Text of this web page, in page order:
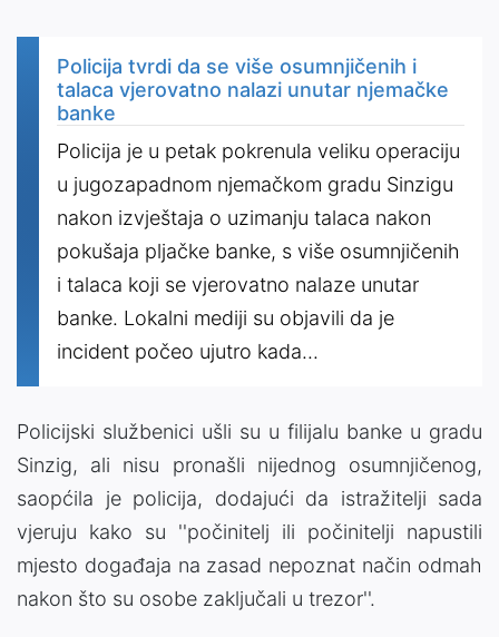
Policija tvrdi da se više osumnjičenih i
talaca vjerovatno nalazi unutar njemačke
banke
Policija je u petak pokrenula veliku operaciju
u jugozapadnom njemačkom gradu Sinzigu
nakon izvještaja o uzimanju talaca nakon
pokušaja pljačke banke, s više osumnjičenih
i talaca koji se vjerovatno nalaze unutar
banke. Lokalni mediji su objavili da je
incident počeo ujutro kada...
Policijski službenici ušli su u filijalu banke u gradu
Sinzig, ali nisu pronašli nijednog osumnjičenog,
saopćila je policija, dodajući da istražitelji sada
vjeruju kako su ''počinitelj ili počinitelji napustili
mjesto događaja na zasad nepoznat način odmah
nakon što su osobe zaključali u trezor''.